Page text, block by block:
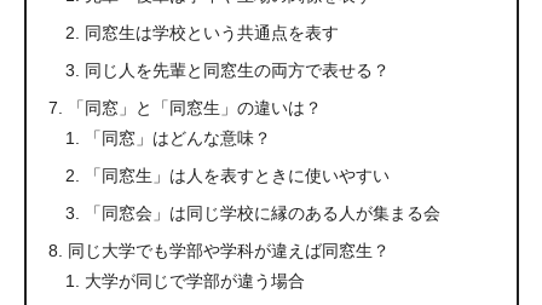
同窓生は学校という共通点を表す
同じ人を先輩と同窓生の両方で表せる？
「同窓」と「同窓生」の違いは？
「同窓」はどんな意味？
「同窓生」は人を表すときに使いやすい
「同窓会」は同じ学校に縁のある人が集まる会
同じ大学でも学部や学科が違えば同窓生？
大学が同じで学部が違う場合